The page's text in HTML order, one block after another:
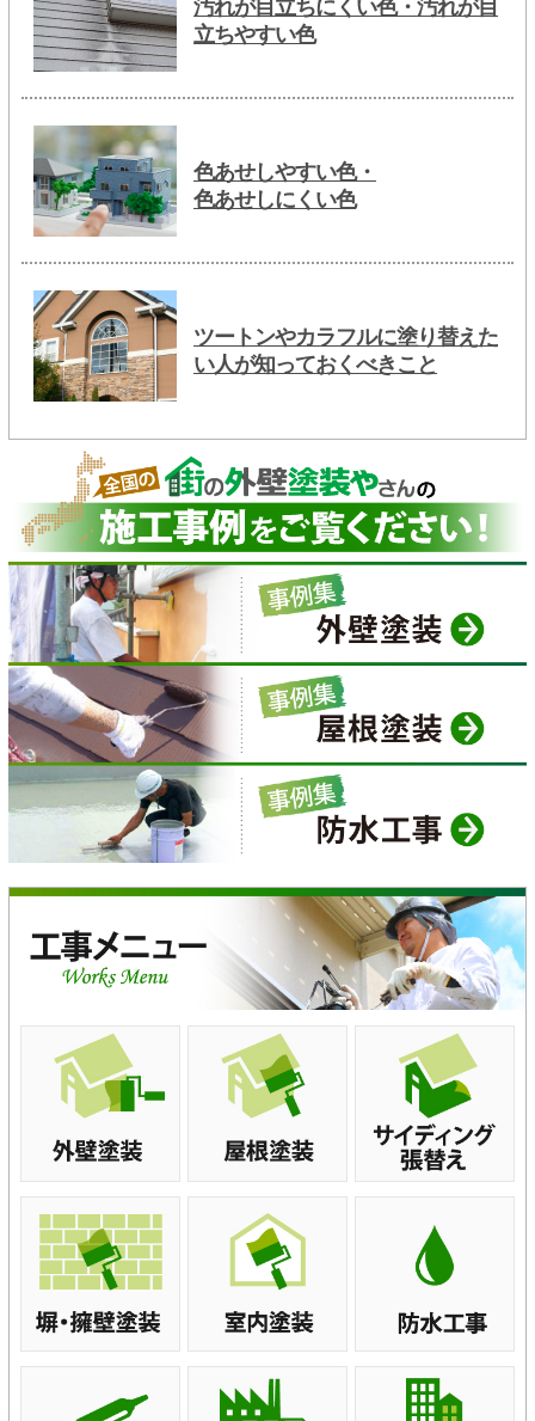
汚れが目立ちにくい色・汚れが目
立ちやすい色
色あせしやすい色・
色あせしにくい色
ツートンやカラフルに塗り替えた
い人が知っておくべきこと